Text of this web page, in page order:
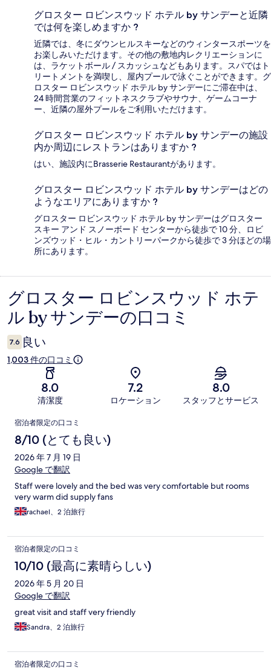
グロスター ロビンスウッド ホテル by サンデーと近隣
では何を楽しめますか ?
近隣では、冬にダウンヒルスキーなどのウィンタースポーツを
お楽しみいただけます。その他の敷地内レクリエーションに
は、ラケットボール / スカッシュなどもあります。スパではト
リートメントを満喫し、屋内プールで泳ぐことができます。グ
ロスター ロビンスウッド ホテル by サンデーにご滞在中は、
24 時間営業のフィットネスクラブやサウナ、ゲームコーナ
ー、近隣の屋外プールをご利用いただけます。
グロスター ロビンスウッド ホテル by サンデーの施設
内か周辺にレストランはありますか ?
はい、施設内にBrasserie Restaurantがあります。
グロスター ロビンスウッド ホテル by サンデーはどの
ようなエリアにありますか ?
グロスター ロビンスウッド ホテル by サンデーはグロスター
スキー アンド スノーボード センターから徒歩で 10 分、ロビ
ンズウッド・ヒル・カントリーパークから徒歩で 3 分ほどの場
所にあります。
口
コ
ミ
グロスター ロビンスウッド ホテ
ル by サンデーの口コミ
7.6 良い
1,003 件の口コミ
8.0
清潔度
7.2
ロケーション
8.0
スタッフとサービス
口
コ
ミ
宿泊者限定の口コミ
8/10 (とても良い)
2026 年 7 月 19 日
Google で翻訳
Staff were lovely and the bed was very comfortable but rooms
very warm did supply fans
rachael、2 泊旅行
宿泊者限定の口コミ
10/10 (最高に素晴らしい)
2026 年 5 月 20 日
Google で翻訳
great visit and staff very friendly
Sandra、2 泊旅行
宿泊者限定の口コミ